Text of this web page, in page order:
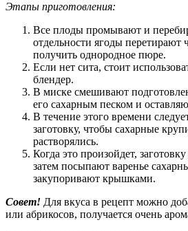
Этапы приготовления:
Все плоды промывают и
отдельности ягоды перетирают
получить однородное пюре.
Если нет сита, стоит
блендер.
В миске смешивают
его сахарным песком и
В течение этого времени
заготовку, чтобы сахарные
растворялись.
Когда это произойдет,
затем посыпают варенье
закупоривают крышками.
Совет! Для вкуса в рецепт можно
или абрикосов, получается очень